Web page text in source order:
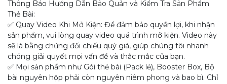
Thông Báo Hướng Dẫn Bảo Quản và Kiểm Tra Sản Phẩm
Thẻ Bài:
✅ Quay Video Khi Mở Kiện: Để đảm bảo quyền lợi, khi nhận
sản phẩm, vui lòng quay video quá trình mở kiện. Video này
sẽ là bằng chứng đối chiếu quý giá, giúp chúng tôi nhanh
chóng giải quyết mọi vấn đề và thắc mắc của bạn.
✅ Mọi sản phẩm như Gói thẻ bài (Pack lẻ), Booster Box, Bộ
bài nguyên hộp phải còn nguyên niêm phong và bao bì. Chỉ